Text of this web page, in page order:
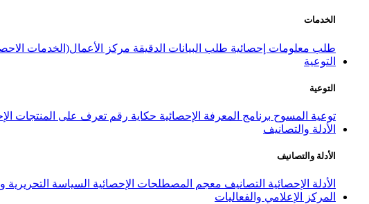
الخدمات
طلب معلومات إحصائية طلب البيانات الدقيقة مركز الأعمال(الخدمات
التوعية
التوعية
توعية المسوح برنامج المعرفة الإحصائية حكاية رقم تعرف على المنتجات
الأدلة والتصانيف
الأدلة والتصانيف
الأدلة الإحصائية التصانيف معجم المصطلحات الإحصائية السياسة التحريرية
المركز الإعلامي والفعاليات